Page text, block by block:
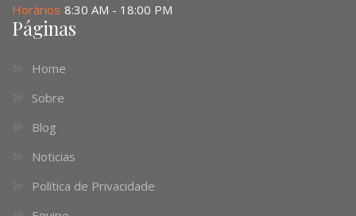
Horários 8:30 AM - 18:00 PM
Páginas
Home
Sobre
Blog
Noticias
Política de Privacidade